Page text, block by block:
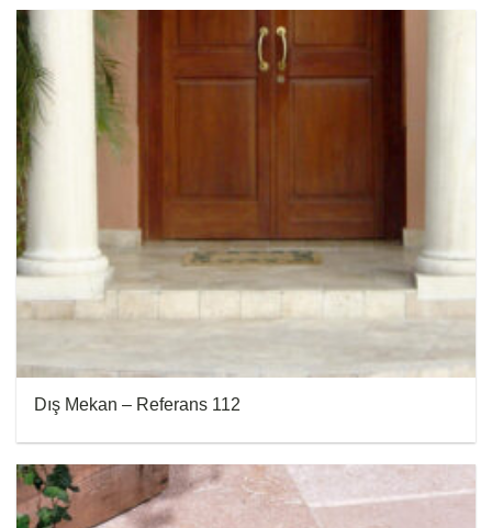
Dış Mekan – Referans 112